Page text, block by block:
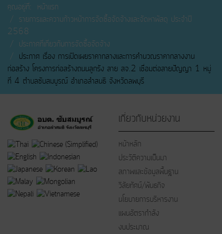
คุณอยู่ที่: หน้าแรก
รายการและความก้าวหน้าการจัดซื้อจัดจ้างและจัดหาพัสดุ ประจำปี
2568
ประกาศที่เกี่ยวกับการจัดซื้อจัดจ้าง
ประกาศ เรื่อง การเปิดเผยราคากลางและการคำนวณราคากลางงาน
ก่อสร้าง โครงการก่อสร้างถนนลูกรัง สาย สจ.2 เชื่อมต่อสายปัญญา 1 หมู่
ที่ 4 ตำบลซับสมบูรณ์ อำเภอลำสนธิ จังหวัดลพบุรี
เกี่ยวกับหน่วยงาน
หน้าหลัก
ประวัติความเป็นมา
สภาพและข้อมูลพื้นฐาน
วิสัยทัศน์/พันธกิจ
นโยบายการบริหารงาน
แผนอัตรากำลัง
งบประมาณ